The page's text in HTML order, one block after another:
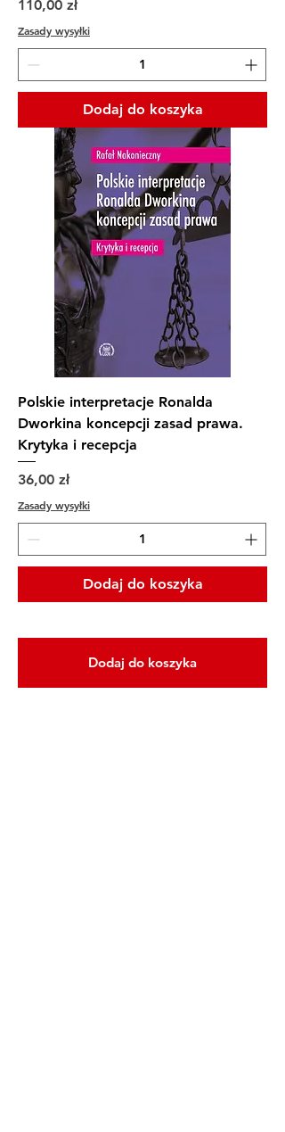
Cena
110,00 zł
Zasady wysyłki
Dodaj do koszyka
Polskie interpretacje Ronalda
Dworkina koncepcji zasad prawa.
Krytyka i recepcja
Cena
36,00 zł
Zasady wysyłki
Dodaj do koszyka
Dodaj do koszyka